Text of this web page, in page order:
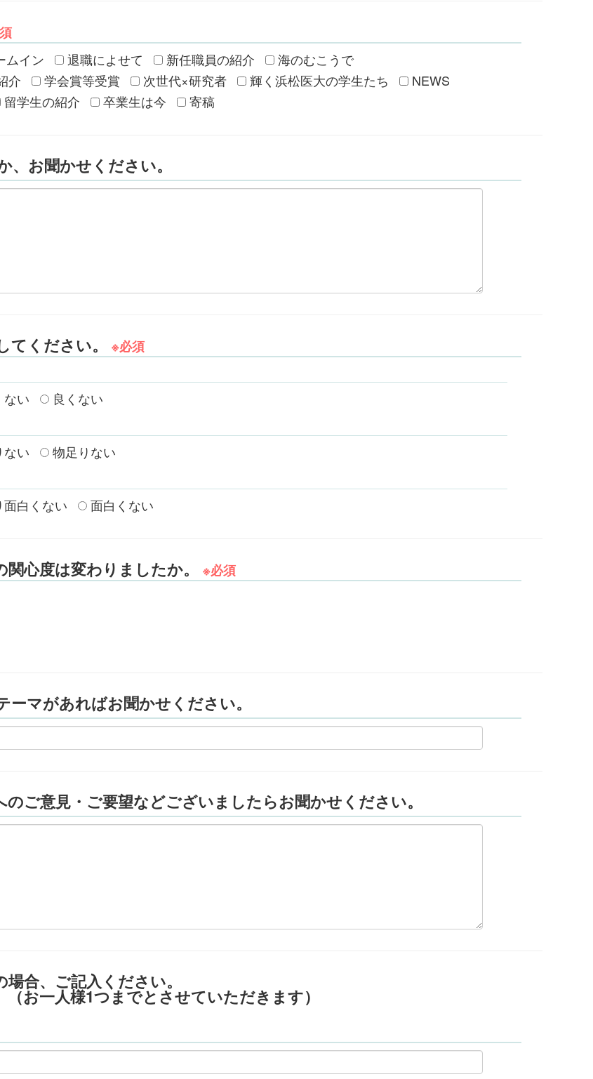
ムイン 退職によせて 新任職員の紹介
海のむこうで
介 学会賞等受賞 次世代×研究者 輝く浜松医大の学生たち
NEWS
留学生の紹介 卒業生は今 寄稿
お聞かせください。
てください。
※必須
ない
良くない
ない
物足りない
面白くない 面白くない
心度は変わりましたか。
※必須
マがあればお聞かせください。
ご意見・ご要望などございましたらお聞かせください。
合、ご記入ください。
お一人様1つまでとさせていただきます）